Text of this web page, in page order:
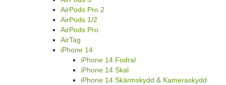
AirPods Pro 2
AirPods 1/2
AirPods Pro
AirTag
iPhone 14
iPhone 14 Fodral
iPhone 14 Skal
iPhone 14 Skärmskydd & Kameraskydd